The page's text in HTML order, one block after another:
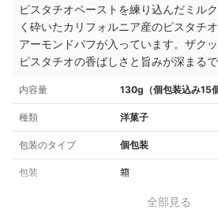
ピスタチオペーストを練り込んだミル
く砕いたカリフォルニア産のピスタチ
アーモンドパフが入っています。ザク
ピスタチオの香ばしさと旨みが深まるで
内容量 130g（個包装込み15
種類 洋菓子
包装のタイプ 個包装
包装 箱
全部見る